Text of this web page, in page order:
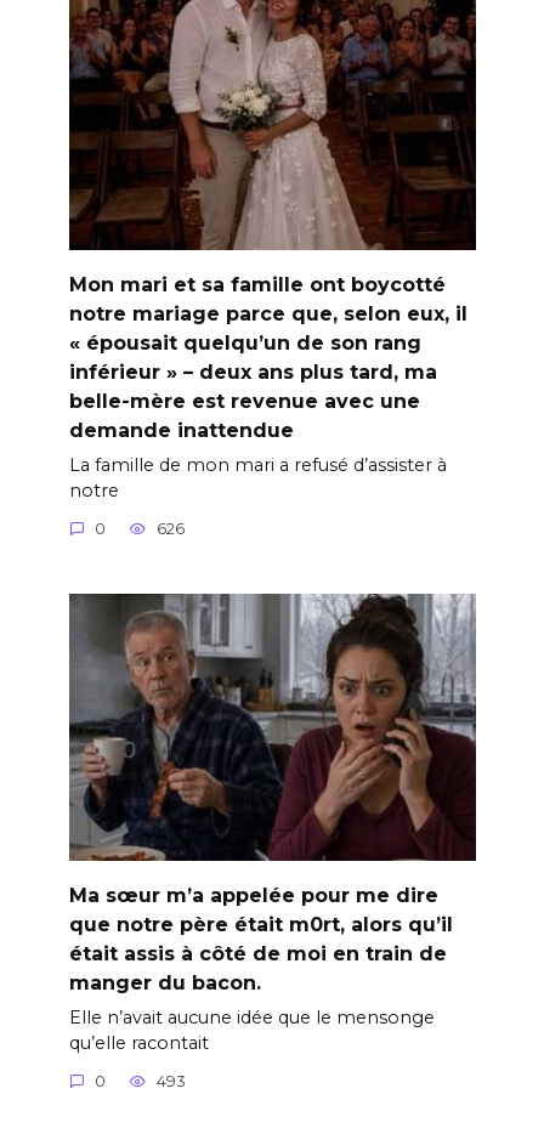
Mon mari et sa famille ont boycotté
notre mariage parce que, selon eux, il
« épousait quelqu’un de son rang
inférieur » – deux ans plus tard, ma
belle-mère est revenue avec une
demande inattendue
La famille de mon mari a refusé d’assister à
notre
0 626
Ma sœur m’a appelée pour me dire
que notre père était m0rt, alors qu’il
était assis à côté de moi en train de
manger du bacon.
Elle n’avait aucune idée que le mensonge
qu’elle racontait
0 493